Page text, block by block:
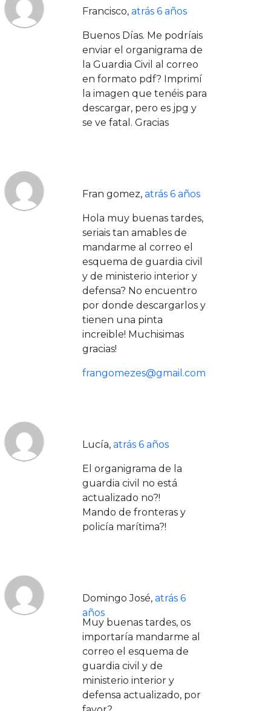
Francisco, atrás 6 años
Buenos Días. Me podríais
enviar el organigrama de
la Guardia Civil al correo
en formato pdf? Imprimí
la imagen que tenéis para
descargar, pero es jpg y
se ve fatal. Gracias
Fran gomez, atrás 6 años
Hola muy buenas tardes,
seriais tan amables de
mandarme al correo el
esquema de guardia civil
y de ministerio interior y
defensa? No encuentro
por donde descargarlos y
tienen una pinta
increible! Muchisimas
gracias!
frangomezes@gmail.com
Lucía, atrás 6 años
El organigrama de la
guardia civil no está
actualizado no?!
Mando de fronteras y
policía marítima?!
Domingo José, atrás 6
años
Muy buenas tardes, os
importaría mandarme al
correo el esquema de
guardia civil y de
ministerio interior y
defensa actualizado, por